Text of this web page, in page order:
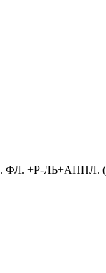
ФЛ. +Р-ЛЬ+АППЛ.